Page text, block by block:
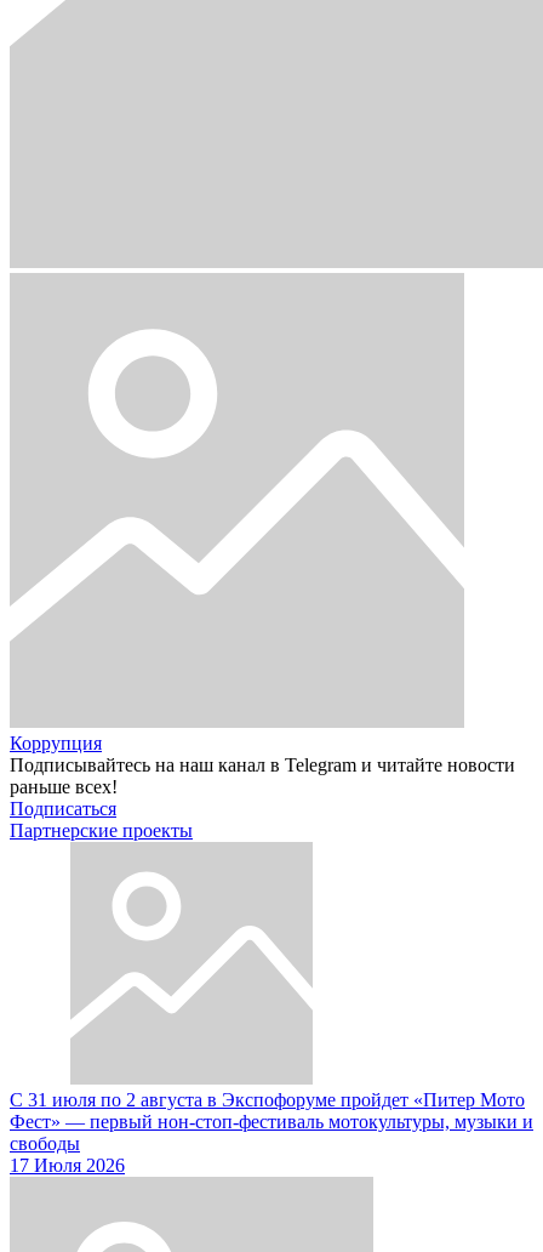
Коррупция
Подписывайтесь на наш канал в Telegram и читайте новости
раньше всех!
Подписаться
Партнерские проекты
С 31 июля по 2 августа в Экспофоруме пройдет «Питер Мото
Фест» — первый нон-стоп-фестиваль мотокультуры, музыки и
свободы
17 Июля 2026